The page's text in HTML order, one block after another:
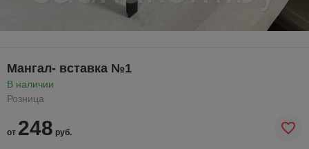
Мангал- вставка №1
В наличии
Розница
от 248 руб.